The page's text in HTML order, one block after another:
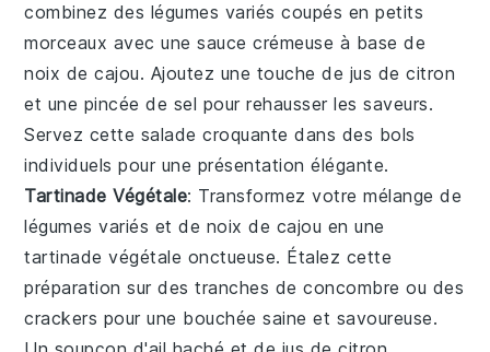
combinez des légumes variés coupés en petits
morceaux avec unesauce crémeuse à base de
noix de cajou. Ajoutez une touche de jus de citron
et une pincée de sel pour rehausser les saveurs.
Servez cette salade croquante dans des bols
individuels pour une présentation élégante.
Tartinade Végétale: Transformez votre mélange de
légumes variés et de noix de cajou en une
tartinade végétale onctueuse. Étalez cette
préparation sur des tranches deconcombre ou des
crackers pour une bouchée saine et savoureuse.